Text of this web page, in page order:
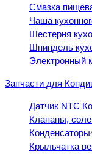
Смазка
Чаша
Шестерня
Шпиндель
Электронный
Запчасти для
Датчик NTC
Клапаны,
Конденсаторы
Крыльчатка